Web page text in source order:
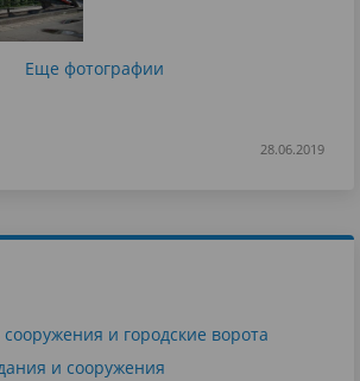
Еще фотографии
28.06.2019
и городские ворота
и сооружения